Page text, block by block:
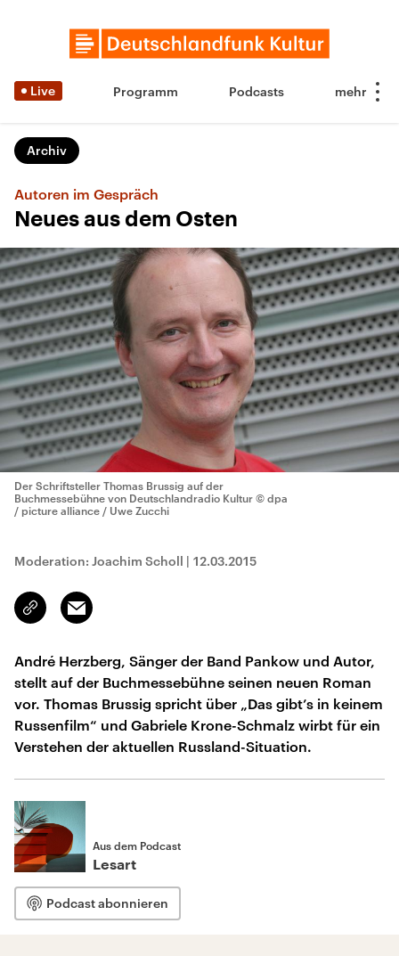
Live Programm Podcasts
Archiv
Autoren im Gespräch
Neues aus dem Osten
Der Schriftsteller Thomas Brussig auf der
Buchmessebühne von Deutschlandradio Kultur © dpa
/ picture alliance / Uwe Zucchi
Moderation: Joachim Scholl | 12.03.2015
Link
kopieren/teilen
Email
André Herzberg, Sänger der Band Pankow und Autor,
stellt auf der Buchmessebühne seinen neuen Roman
vor. Thomas Brussig spricht über „Das gibt’s in keinem
Russenfilm“ und Gabriele Krone-Schmalz wirbt für ein
Verstehen der aktuellen Russland-Situation.
Aus dem Podcast
Lesart
Podcast abonnieren